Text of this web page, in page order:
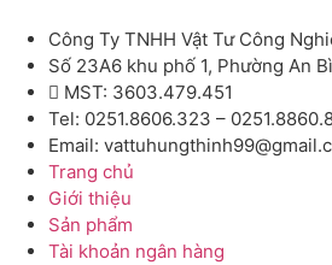
Công Ty TNHH Vật Tư Công
Số 23A6 khu phố 1, Phường An
MST: 3603.479.451
Tel: 0251.8606.323 –
Email:
Trang chủ
Giới thiệu
Sản phẩm
Tài khoản ngân hàng